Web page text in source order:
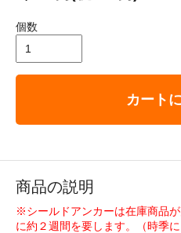
個数
カート
商品の説明
※シールドアンカーは在庫商品
に約２週間を要します。（時季